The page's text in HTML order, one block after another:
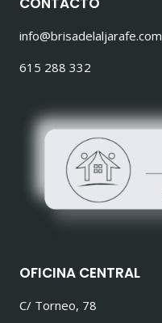
info@brisadelaljarafe.com
615 288 332
OFICINA CENTRAL
C/ Torneo, 78